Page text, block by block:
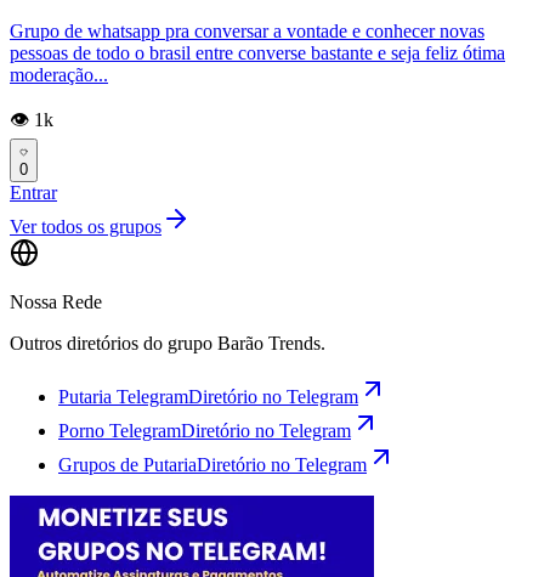
Grupo de whatsapp pra conversar a vontade e conhecer novas
pessoas de todo o brasil entre converse bastante e seja feliz ótima
moderação...
👁️ 1k
0
Entrar
Ver todos os grupos
Nossa Rede
Outros diretórios do grupo Barão Trends.
Putaria TelegramDiretório no Telegram
Porno TelegramDiretório no Telegram
Grupos de PutariaDiretório no Telegram